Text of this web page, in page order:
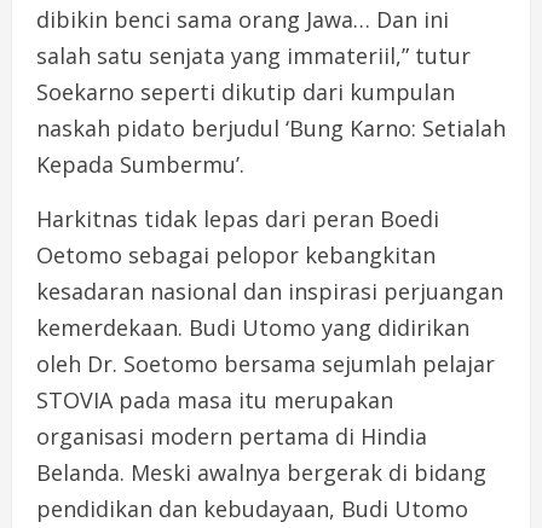
dibikin benci sama orang Jawa… Dan ini
salah satu senjata yang immateriil,” tutur
Soekarno seperti dikutip dari kumpulan
naskah pidato berjudul ‘Bung Karno: Setialah
Kepada Sumbermu’.
Harkitnas tidak lepas dari peran Boedi
Oetomo sebagai pelopor kebangkitan
kesadaran nasional dan inspirasi perjuangan
kemerdekaan. Budi Utomo yang didirikan
oleh Dr. Soetomo bersama sejumlah pelajar
STOVIA pada masa itu merupakan
organisasi modern pertama di Hindia
Belanda. Meski awalnya bergerak di bidang
pendidikan dan kebudayaan, Budi Utomo